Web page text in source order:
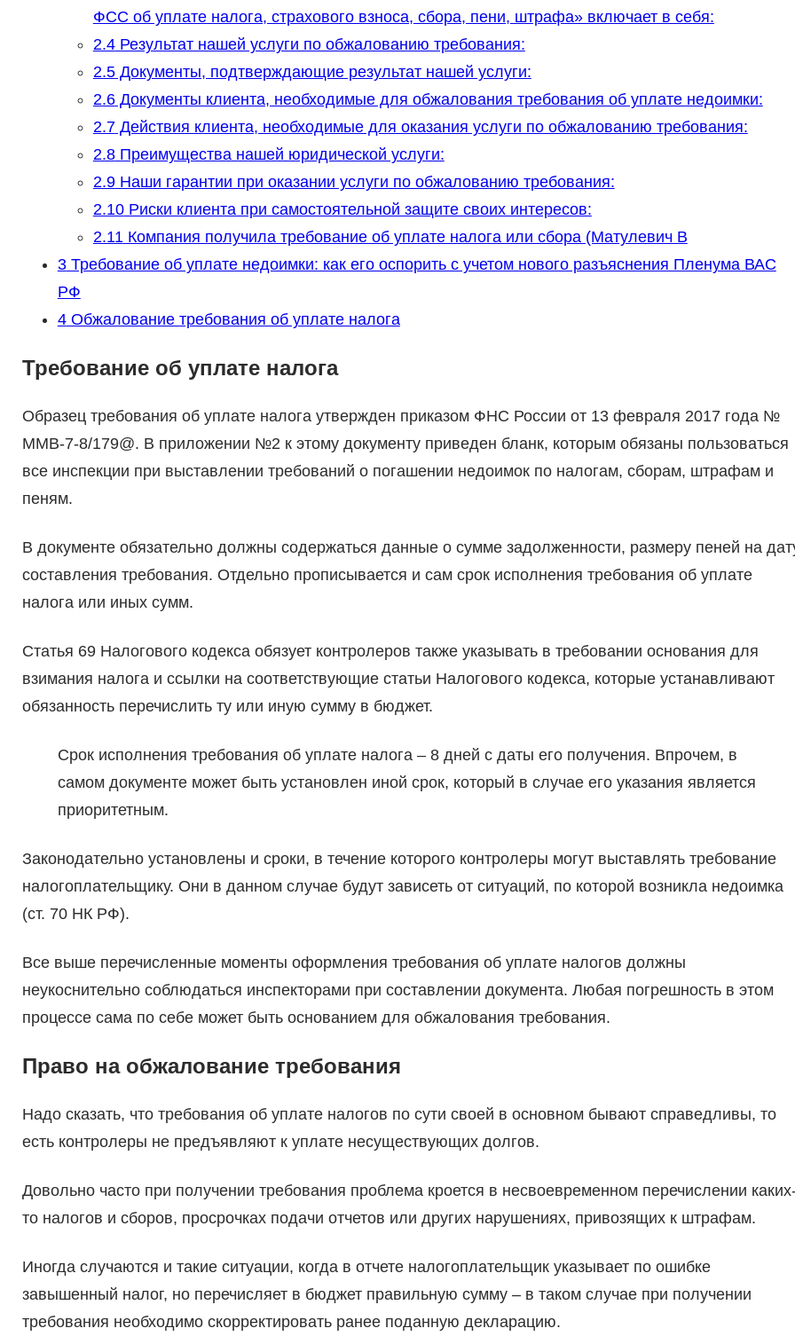
ФСС об уплате налога, страхового взноса, сбора, пени, штрафа» включает в себя:
2.4Результат нашей услуги по обжалованию требования:
2.5Документы, подтверждающие результат нашей услуги:
2.6Документы клиента, необходимые для обжалования требования об уплате недоимки:
2.7Действия клиента, необходимые для оказания услуги по обжалованию требования:
2.8Преимущества нашей юридической услуги:
2.9Наши гарантии при оказании услуги по обжалованию требования:
2.10Риски клиента при самостоятельной защите своих интересов:
2.11Компания получила требование об уплате налога или сбора (Матулевич В
3Требование об уплате недоимки: как его оспорить с учетом нового разъяснения Пленума ВАС
РФ
4Обжалование требования об уплате налога
Требование об уплате налога
Образец требования об уплате налога утвержден приказом ФНС России от 13 февраля 2017 года №
ММВ-7-8/179@. В приложении №2 к этому документу приведен бланк, которым обязаны пользоваться
все инспекции при выставлении требований о погашении недоимок по налогам, сборам, штрафам и
пеням.
В документе обязательно должны содержаться данные о сумме задолженности, размеру пеней на
составления требования. Отдельно прописывается и сам срок исполнения требования об уплате
налога или иных сумм.
Статья 69 Налогового кодекса обязует контролеров также указывать в требовании основания для
взимания налога и ссылки на соответствующие статьи Налогового кодекса, которые устанавливают
обязанность перечислить ту или иную сумму в бюджет.
Срок исполнения требования об уплате налога – 8 дней с даты его получения. Впрочем, в
самом документе может быть установлен иной срок, который в случае его указания является
приоритетным.
Законодательно установлены и сроки, в течение которого контролеры могут выставлять требование
налогоплательщику. Они в данном случае будут зависеть от ситуаций, по которой возникла недоимка
(ст. 70 НК РФ).
Все выше перечисленные моменты оформления требования об уплате налогов должны
неукоснительно соблюдаться инспекторами при составлении документа. Любая погрешность в этом
процессе сама по себе может быть основанием для обжалования требования.
Право на обжалование требования
Надо сказать, что требования об уплате налогов по сути своей в основном бывают справедливы, то
есть контролеры не предъявляют к уплате несуществующих долгов.
Довольно часто при получении требования проблема кроется в несвоевременном перечислении
то налогов и сборов, просрочках подачи отчетов или других нарушениях, привозящих к штрафам.
Иногда случаются и такие ситуации, когда в отчете налогоплательщик указывает по ошибке
завышенный налог, но перечисляет в бюджет правильную сумму – в таком случае при получении
требования необходимо скорректировать ранее поданную декларацию.